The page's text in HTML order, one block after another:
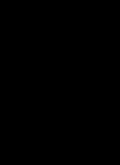
Display text from
missing Display text